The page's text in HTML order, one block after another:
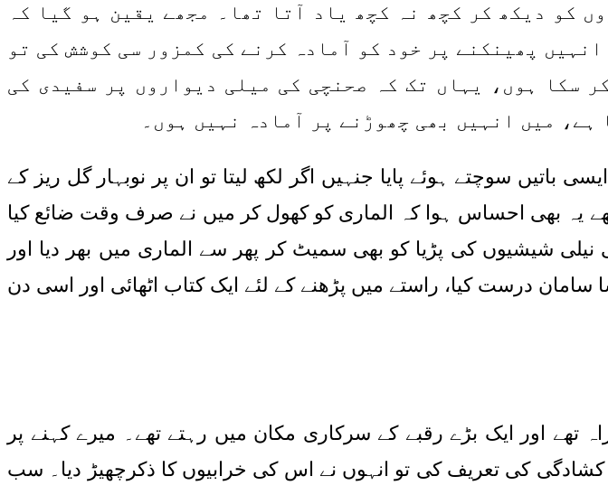
کو دیکھ کر کچھ نہ کچھ یاد آتا تھا۔ مجھے یقین ہو گیا کہ
پھینکنے پر خود کو آمادہ کرنے کی کمزور سی کوشش کی تو
سکا ہوں، یہاں تک کہ صحنچی کی میلی دیواروں پر سفیدی کی
میں انہیں بھی چھوڑنے پر آمادہ نہیں ہوں۔
سوچتے ہوئے پایا جنہیں اگر لکھ لیتا تو ان پر نوبہار گل ریز کے
یہ بھی احساس ہوا کہ الماری کو کھول کر میں نے صرف وقت ضائع کیا
شیشیوں کی پڑیا کو بھی سمیٹ کر پھر سے الماری میں بھر دیا اور
درست کیا، راستے میں پڑھنے کے لئے ایک کتاب اٹھائی اور اسی دن
اور ایک بڑے رقبے کے سرکاری مکان میں رہتے تھے۔ میرے کہنے پر
کی تعریف کی تو انہوں نے اس کی خرابیوں کا ذکرچھیڑ دیا۔ سب